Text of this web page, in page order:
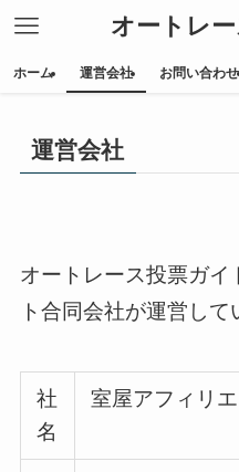
オートレ
ホーム 運営会社 お問い合わせ
運営会社
オートレース投票ガイ
ト合同会社が運営して
社
名
室屋アフィリ